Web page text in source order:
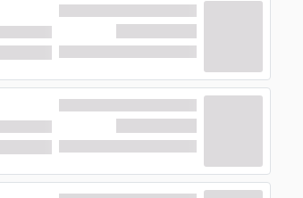
صندوق امانات اختصاصی هم برای میهمانان
مزایای این هتل مشهد مسافت اندک آن تا
از دیگر گزینه های ارزان اقامت در